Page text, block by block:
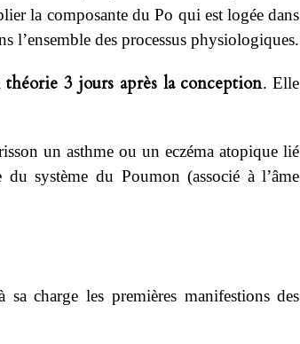
la composante du Po qui est logée dans
l’ensemble des processus physiologiques.
3 jours après la conception. Elle
un asthme ou un eczéma atopique lié
système du Poumon (associé à l’âme
charge les premières manifestions des